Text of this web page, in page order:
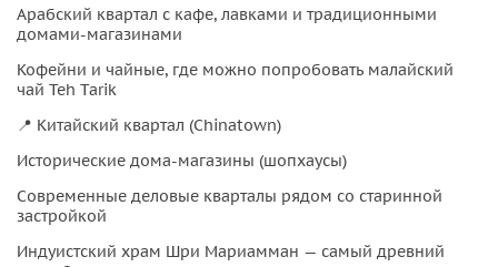
шопхаусы соседствуют с современными офисами и кафе.
Вы посетите Храм Шри Мариамман — самый древний
индуистский храм страны, и узнаете: кто такие кули и
рикши почему женщины самсуй стали символом трудовой
истории Сингапура как разные религии и культуры
Арабский квартал с кафе, лавками и традиционными
домами-магазинами
Кофейни и чайные, где можно попробовать малайский
чай Teh Tarik
📍 Китайский квартал (Chinatown)
Исторические дома-магазины (шопхаусы)
Современные деловые кварталы рядом со старинной
застройкой
Индуистский храм Шри Мариамман — самый древний